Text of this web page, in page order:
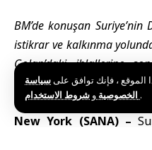
الموقع ، فإنك توافق علىسياسة
الخصوصية و .
BM’de konuşan
istikrar ve kalkınma
Golan’daki ihlallerine
uluslararası toplumu
toparlanma sürecine daha
New York (SANA) –